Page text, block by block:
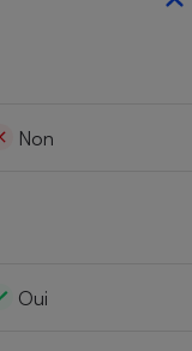
Non
Oui